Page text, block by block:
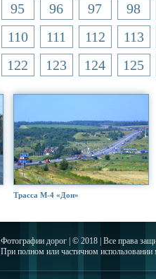
95 96 97 98
110 111 112 113
122 123 124 125
Трасса М-4 «Дон»
Фотографии дорог | © 2018 | Все права
При полном или частичном использовании